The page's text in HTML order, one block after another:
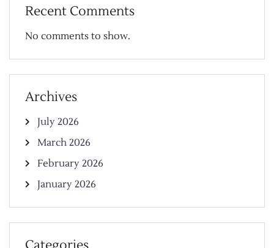
Recent Comments
No comments to show.
Archives
July 2026
March 2026
February 2026
January 2026